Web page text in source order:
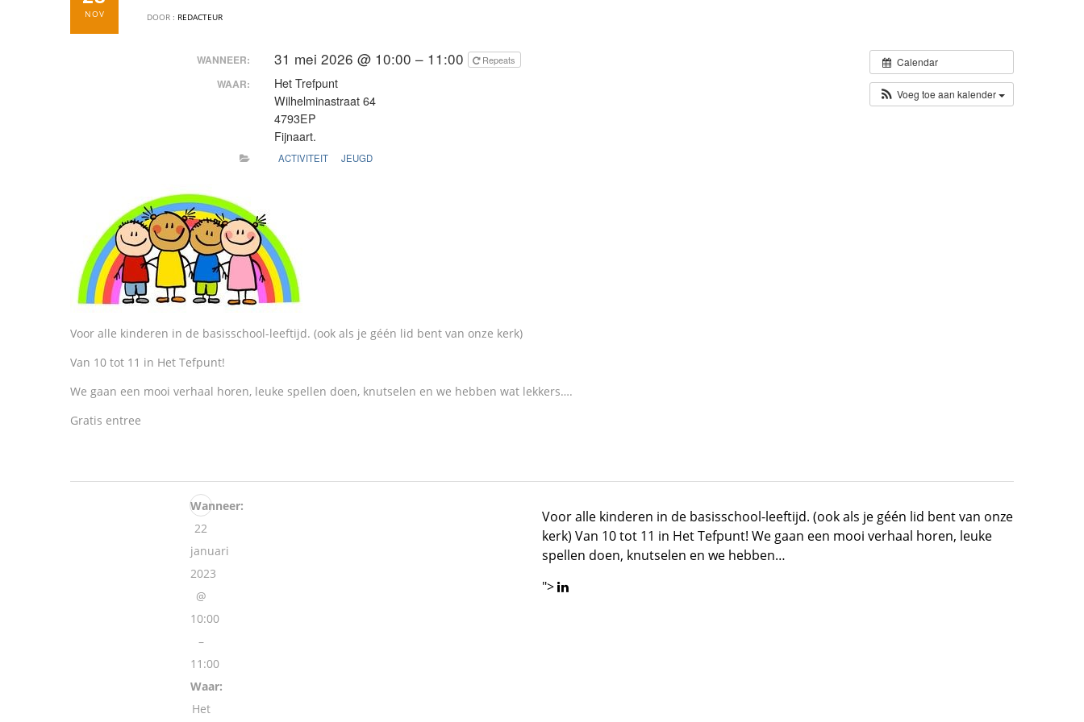
NOV DOOR : REDACTEUR
Calendar
Voeg toe aan kalender
WANNEER: 31 mei 2026 @ 10:00 – 11:00 Repeats
WAAR:
Het Trefpunt
Wilhelminastraat 64
4793EP
Fijnaart.
ACTIVITEIT JEUGD
Voor alle kinderen in de basisschool-leeftijd. (ook als je géén lid bent van onze kerk)
Van 10 tot 11 in Het Tefpunt!
We gaan een mooi verhaal horen, leuke spellen doen, knutselen en we hebben wat lekkers….
Gratis entree
Wanneer:
22
januari
2023
@
10:00
–
11:00
Waar:
Het
Voor alle kinderen in de basisschool-leeftijd. (ook als je géén lid bent van onze
kerk) Van 10 tot 11 in Het Tefpunt! We gaan een mooi verhaal horen, leuke
spellen doen, knutselen en we hebben…
">